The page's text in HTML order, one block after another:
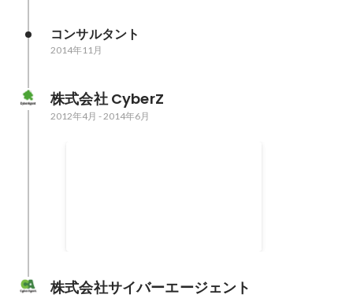
コンサルタント
2014年11月
株式会社 CyberZ
2012年4月 -2014年6月
株式会社サイバーエージェント